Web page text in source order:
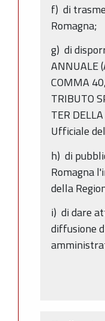
f) di
Romagna;
g) di
ANNUALE
COMMA
TRIBUTO
TER
Ufficiale
h) di
Romagna
della
i) di dare
diffusione